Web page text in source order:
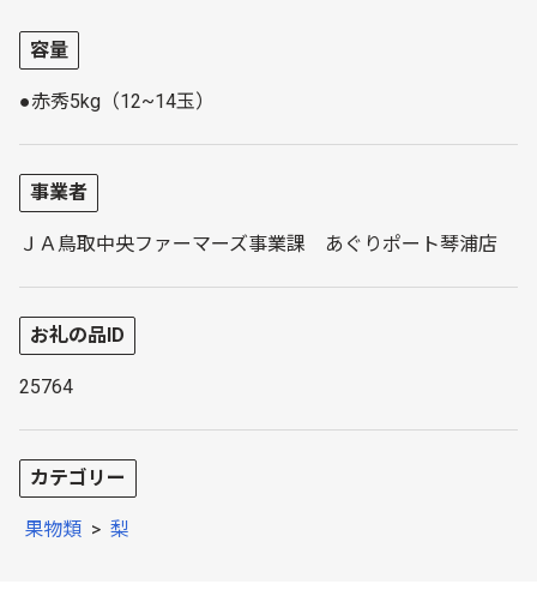
容量
●赤秀5kg（12~14玉）
事業者
ＪＡ鳥取中央ファーマーズ事業課 あぐりポート琴浦店
お礼の品ID
25764
カテゴリー
果物類 > 梨